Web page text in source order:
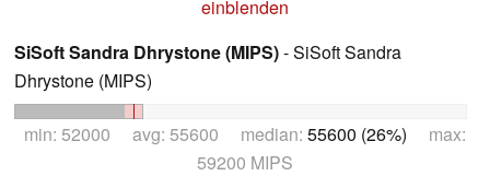
einblenden
SiSoft Sandra Dhrystone (MIPS)- SiSoft Sandra
Dhrystone (MIPS)
min: 52000 avg: 55600 median: 55600 (26%) max:
59200 MIPS